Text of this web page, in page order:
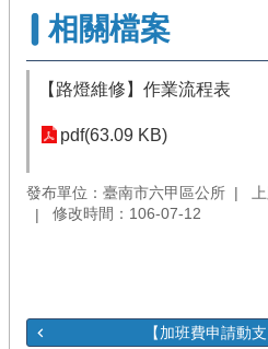
相關檔案
【路燈維修】作業流程表
pdf(63.09 KB)
發布單位：臺南市六甲區公所
修改時間：106-07-12
【加班費申請動